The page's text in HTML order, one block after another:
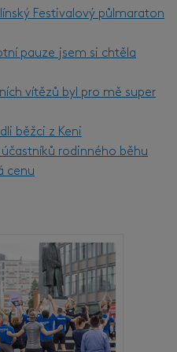
Festivalový půlmaraton
pauze jsem si chtěla
vítězů byl pro mě super
běžci z Keni
rodinného běhu
cenu